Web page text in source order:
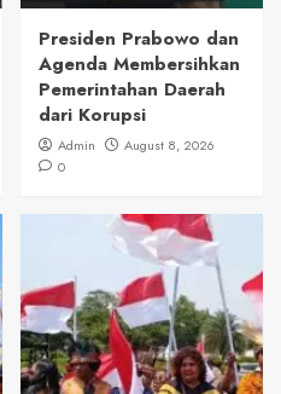
Presiden Prabowo dan
Agenda Membersihkan
Pemerintahan Daerah
dari Korupsi
Admin
August 8, 2026
0